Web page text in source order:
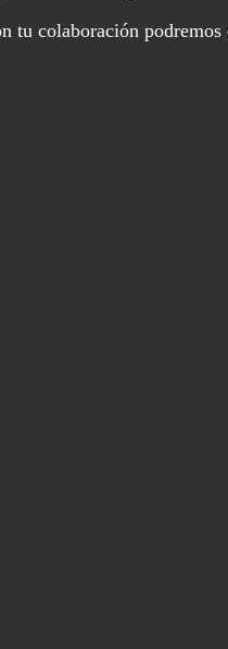
tu colaboración